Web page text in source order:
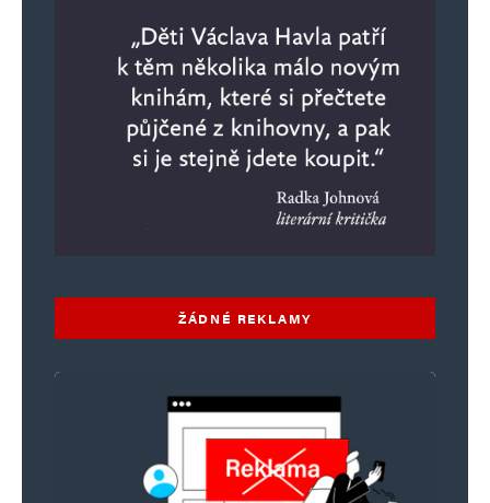
hloubal
13. 4. 2024 (11:47)
Nemám vůbec v úmyslu nechat tuto zemi
populistům a extrémistům, řekl Fiala…Co je to,
za předčasně dospělého přemoudřelého
Odpovědět
Napsat komentář
Vaše e-mailová adresa nebude zveřejněna.Vyžadované informace jsou
ŽÁDNÉ REKLAMY